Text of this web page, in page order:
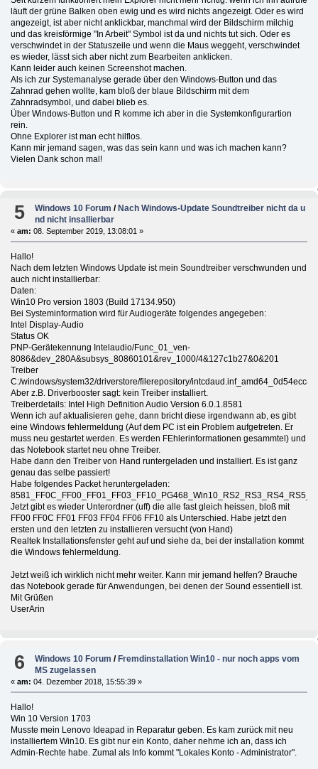
läuft der grüne Balken oben ewig und es wird nichts angezeigt. Oder es wird
angezeigt, ist aber nicht anklickbar, manchmal wird der Bildschirm milchig
und das kreisförmige "In Arbeit" Symbol ist da und nichts tut sich. Oder es
verschwindet in der Statuszeile und wenn die Maus weggeht, verschwindet
es wieder, lässt sich aber nicht zum Bearbeiten anklicken.
Kann leider auch keinen Screenshot machen.
Als ich zur Systemanalyse gerade über den Windows-Button und das
Zahnrad gehen wollte, kam bloß der blaue Bildschirm mit dem
Zahnradsymbol, und dabei blieb es.
Über Windows-Button und R komme ich aber in die Systemkonfigurartion
rein.
Ohne Explorer ist man echt hilflos.
Kann mir jemand sagen, was das sein kann und was ich machen kann?
Vielen Dank schon mal!
5 Windows 10 Forum / Nach Windows-Update Soundtreiber nicht da u
nd nicht insallierbar
« am: 08. September 2019, 13:08:01 »
Hallo!
Nach dem letzten Windows Update ist mein Soundtreiber verschwunden und
auch nicht installierbar:
Daten:
Win10 Pro version 1803 (Build 17134.950)
Bei Systeminformation wird für Audiogeräte folgendes angegeben:
Intel Display-Audio
Status OK
PNP-Gerätekennung Intelaudio/Func_01_ven-
8086&dev_280A&subsys_80860101&rev_1000/4&127c1b27&0&201
Treiber
C:/windows/system32/driverstore/filerepository/
Aber z.B. Driverbooster sagt: kein Treiber installiert.
Treiberdetails: Intel High Definition Audio Version 6.0.1.8581
Wenn ich auf aktualisieren gehe, dann bricht diese irgendwann ab, es gibt
eine Windows fehlermeldung (Auf dem PC ist ein Problem aufgetreten. Er
muss neu gestartet werden. Es werden FEhlerinformationen gesammtel) und
das Notebook startet neu ohne Treiber.
Habe dann den Treiber von Hand runtergeladen und installiert. Es ist ganz
genau das selbe passiert!
Habe folgendes Packet heruntergeladen:
Jetzt gibt es wieder Unterordner (uff) die alle fast gleich heissen, bloß mit
FF00 FF0C FF01 FF03 FF04 FF06 FF10 als Unterschied. Habe jetzt den
ersten und den letzten zu installieren versucht (von Hand)
Realtek Installationsfenster geht auf und siehe da, bei der installation kommt
die Windows fehlermeldung.
Jetzt weiß ich wirklich nicht mehr weiter. Kann mir jemand helfen? Brauche
das Notebook gerade für Anwendungen, bei denen der Sound essentiell ist.
Mit Grüßen
UserArin
6 Windows 10 Forum /Fremdinstallation Win10 - nur noch apps vom
MS zugelassen
« am: 04. Dezember 2018, 15:55:39 »
Hallo!
Win 10 Version 1703
Musste mein Lenovo Ideapad in Reparatur geben. Es kam zurück mit neu
installiertem Win10. Es gibt nur ein Konto, daher nehme ich an, dass ich
Admin-Rechte habe. Zumal als Info kommt "Lokales Konto - Administrator".